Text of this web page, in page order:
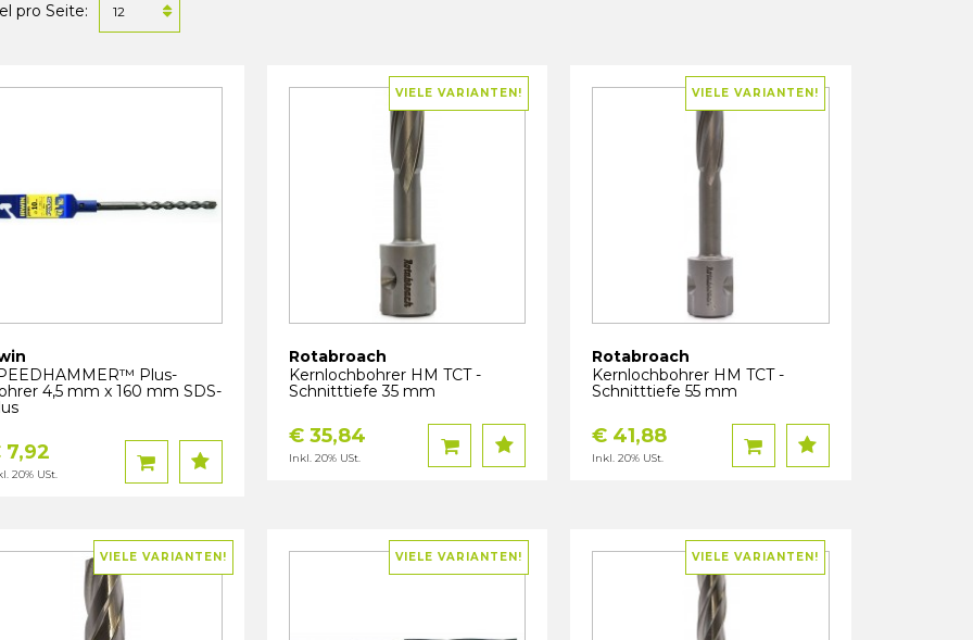
pro Seite:
Plus-
4,5 mm x 160 mm SDS-
7,92
20% USt.
Rotabroach
Kernlochbohrer HM TCT -
Schnitttiefe 35 mm
€ 35,84
Inkl. 20% USt.
VIELE VARIANTEN!
Rotabroach
Kernlochbohrer HM TCT -
Schnitttiefe 55 mm
€ 41,88
Inkl. 20% USt.
VIELE VARIANTEN!
VIELE VARIANTEN! VIELE VARIANTEN! VIELE VARIANTEN!